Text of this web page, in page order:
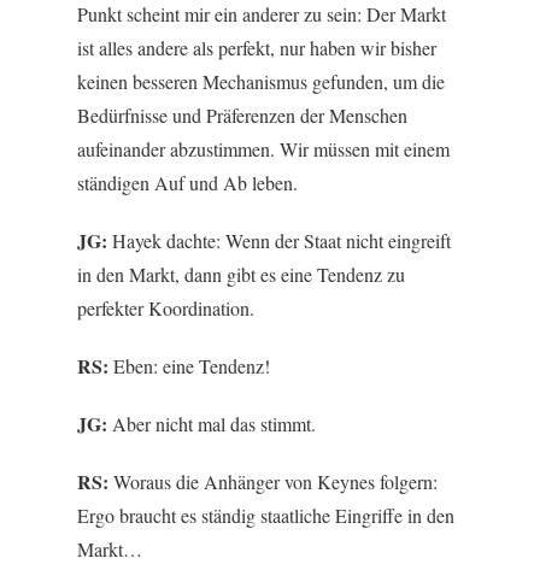
Punkt scheint mir ein anderer zu sein: Der Markt
ist alles andere als perfekt, nur haben wir bisher
keinen besseren Mechanismus gefunden, um die
Bedürfnisse und Präferenzen der Menschen
aufeinander abzustimmen. Wir müssen mit einem
ständigen Auf und Ab leben.
JG: Hayek dachte: Wenn der Staat nicht eingreift
in den Markt, dann gibt es eine Tendenz zu
perfekter Koordination.
RS: Eben: eine Tendenz!
JG: Aber nicht mal das stimmt.
RS: Woraus die Anhänger von Keynes folgern:
Ergo braucht es ständig staatliche Eingriffe in den
Markt…